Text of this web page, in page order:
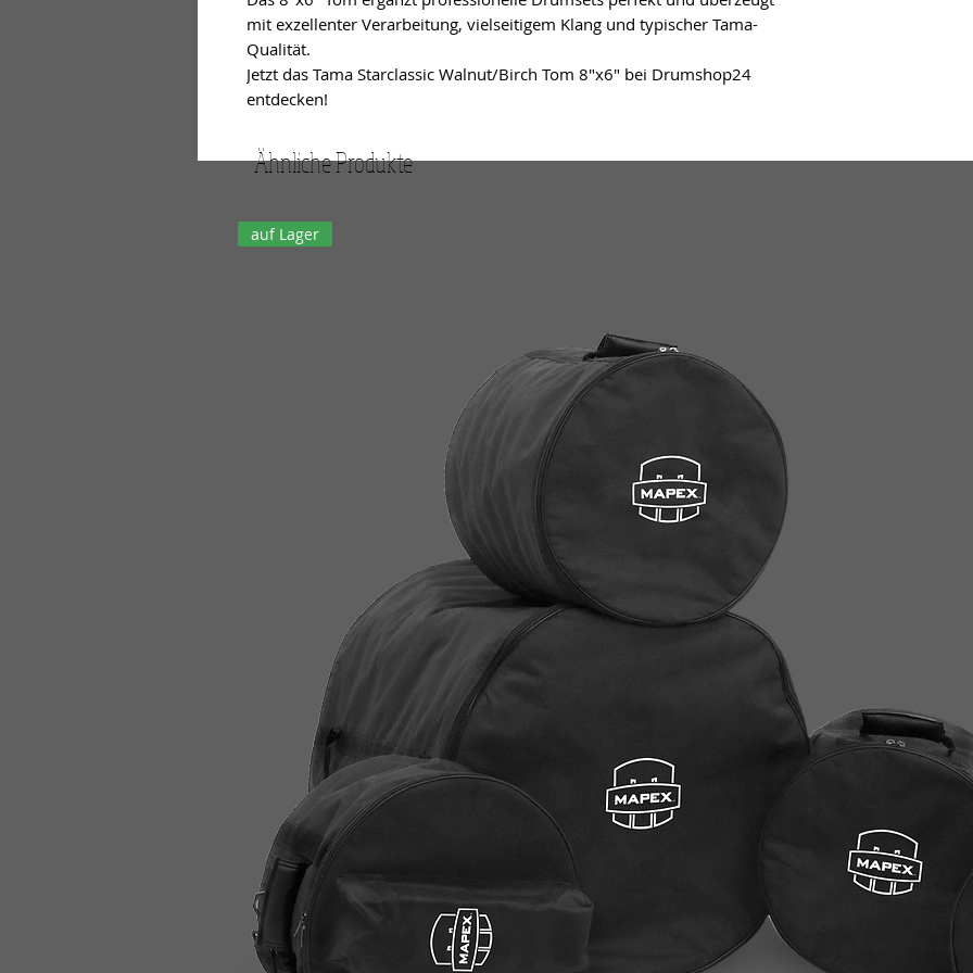
mit exzellenter Verarbeitung, vielseitigem Klang und typischer Tama-
Qualität.
Jetzt das Tama Starclassic Walnut/Birch Tom 8"x6" bei Drumshop24
entdecken!
Ähnliche Produkte
auf Lager